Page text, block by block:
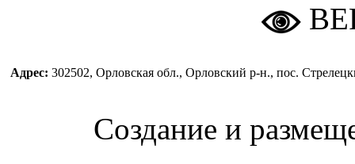
Адрес: 302502, Орловская обл., Орловский р-н., пос.
Создание и